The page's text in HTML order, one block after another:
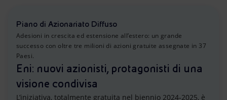
Piano di Azionariato Diffuso
Adesioni in crescita ed estensione all’estero: un grande
successo con oltre tre milioni di azioni gratuite assegnate in 37
Paesi.
Eni: nuovi azionisti, protagonisti di una
visione condivisa
L’iniziativa, totalmente gratuita nel biennio 2024-2025, è